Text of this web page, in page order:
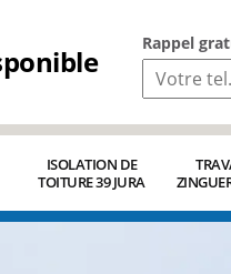
Rappel
ISOLATION DE
TOITURE 39 JURA